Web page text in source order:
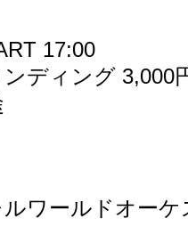
17:00
ンディング
ワールドオーケ